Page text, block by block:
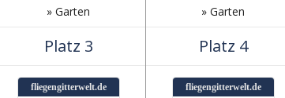
» Garten » Garten
Platz 3 Platz 4
fliegengitterwelt.de
fliegengitterwelt.de